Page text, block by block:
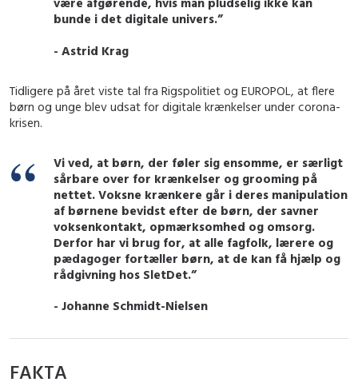
være afgørende, hvis man pludselig ikke kan
bunde i det digitale univers.”
- Astrid Krag
Tidligere på året viste tal fra Rigspolitiet og EUROPOL, at flere
børn og unge blev udsat for digitale krænkelser under corona-
krisen.
Vi ved, at børn, der føler sig ensomme, er særligt
sårbare over for krænkelser og grooming på
nettet. Voksne krænkere går i deres manipulation
af børnene bevidst efter de børn, der savner
voksenkontakt, opmærksomhed og omsorg.
Derfor har vi brug for, at alle fagfolk, lærere og
pædagoger fortæller børn, at de kan få hjælp og
rådgivning hos SletDet.”
- Johanne Schmidt-Nielsen
FAKTA